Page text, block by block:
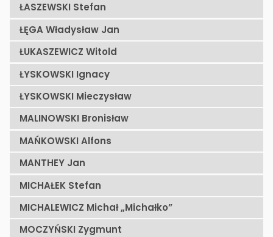
ŁASZEWSKI Stefan
ŁĘGA Władysław Jan
ŁUKASZEWICZ Witold
ŁYSKOWSKI Ignacy
ŁYSKOWSKI Mieczysław
MALINOWSKI Bronisław
MAŃKOWSKI Alfons
MANTHEY Jan
MICHAŁEK Stefan
MICHALEWICZ Michał „Michałko”
MOCZYŃSKI Zygmunt